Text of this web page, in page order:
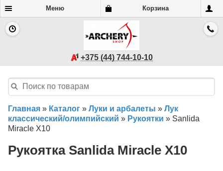
Меню Корзина
+375 (44) 744-10-10
Главная » Каталог » Луки и арбалеты » Лук
классический/олимпийский » Рукоятки » Sanlida
Miracle X10
Рукоятка Sanlida Miracle X10